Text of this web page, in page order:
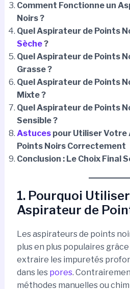
Comment Fonctionne un
Noirs ?
Quel Aspirateur de Points
Sèche?
Quel Aspirateur de Points
Grasse ?
Quel Aspirateur de Points
Mixte ?
Quel Aspirateur de Points
Sensible ?
Astucespour Utiliser Votre
Points Noirs Correctement
Conclusion : Le Choix Final
1. Pourquoi
Aspirateur de
Les aspirateurs de points
plus en plus populaires
extraire les impuretés
dans les pores.
méthodes manuelles ou